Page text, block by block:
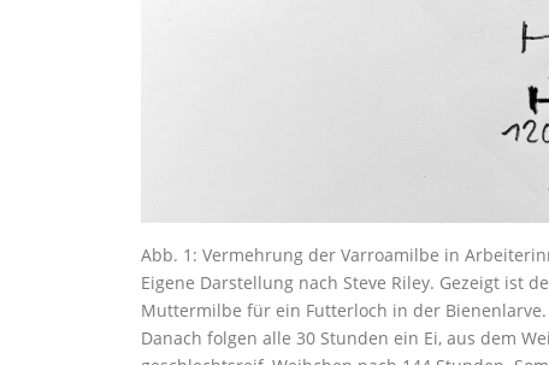
Abb. 1: Vermehrung der Varroamilbe in
Eigene Darstellung nach Steve Riley. Gezeigt ist
Muttermilbe für ein Futterloch in der
Danach folgen alle 30 Stunden ein Ei, aus dem